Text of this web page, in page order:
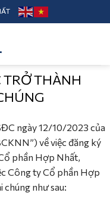
TRỞ THÀNH
ngày 12/10/2023 của
về việc đăng ký
phần Hợp Nhất,
Công ty Cổ phần Hợp
như sau: